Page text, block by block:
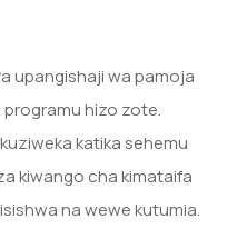
upangishaji wa pamoja
hizo zote.
katika sehemu
kiwango cha kimataifa
na wewe kutumia.